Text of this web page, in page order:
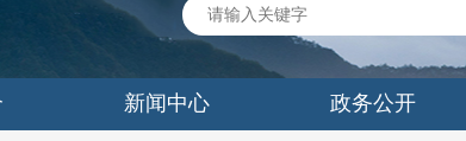
新闻中心 政务公开